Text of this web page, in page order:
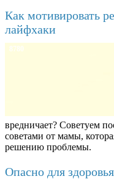
Как мотивировать
лайфхаки
8780
вредничает? Советуем
советами от мамы,
решению проблемы.
Опасно для